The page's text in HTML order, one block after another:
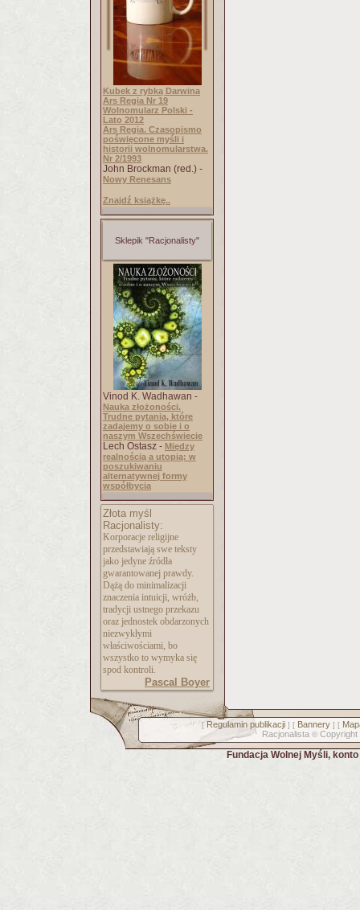
Kubek z rybką Darwina
Ars Regia Nr 19
Wolnomularz Polski -
Lato 2012
Ars Regia. Czasopismo
poświęcone myśli i
historii wolnomularstwa.
Nr 2/1993
John Brockman (red.) -
Nowy Renesans
Znajdź książkę..
Sklepik "Racjonalisty"
Vinod K. Wadhawan -
Nauka złożoności.
Trudne pytania, które
zadajemy o sobie i o
naszym Wszechświecie
Lech Ostasz - Między
realnością a utopią: w
poszukiwaniu
alternatywnej formy
współbycia
Złota myśl
Racjonalisty:
Korporacje religijne
przedstawiają swe teksty
jako jedyne źródła
gwarantowanej prawdy.
Dążą do minimalizacji
znaczenia intuicji, wróżb,
tradycji ustnego przekazu
oraz jednostek obdarzonych
niezwykłymi
właściwościami, bo
wszystko to wymyka się
spod kontroli.
Pascal Boyer
[ Regulamin publikacji] [ Bannery] [
Racjonalista © Copyright
Fundacja Wolnej Myśli,